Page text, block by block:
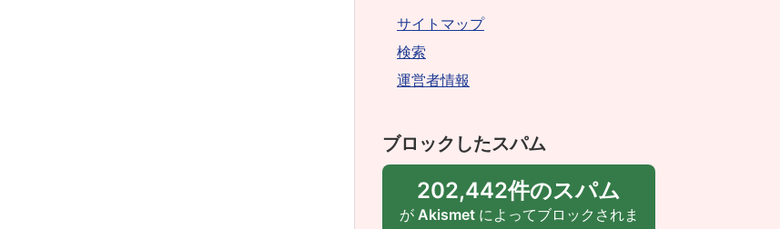
サイトマップ
検索
運営者情報
ブロックしたスパム
202,442件のスパム
が Akismetによってブロックされま